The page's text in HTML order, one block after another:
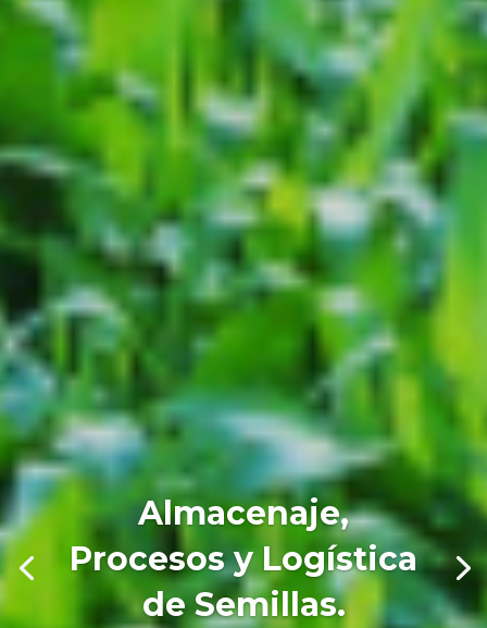
Almacenaje,
Procesos y Logística
de Semillas.